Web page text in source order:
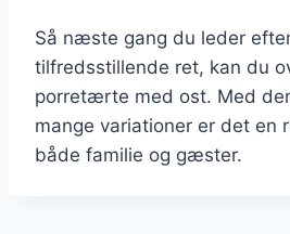
Så næste gang du leder
tilfredsstillende ret, kan du
porretærte med ost. Med
mange variationer er det en
både familie og gæster.